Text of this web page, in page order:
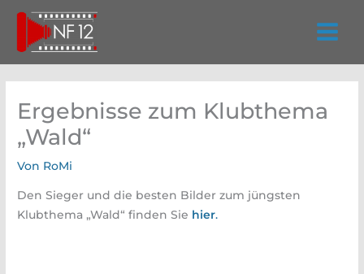
springen
Ergebnisse zum Klubthema
„Wald“
Von RoMi
Den Sieger und die besten Bilder zum jüngsten
Klubthema „Wald“ finden Sie hier.